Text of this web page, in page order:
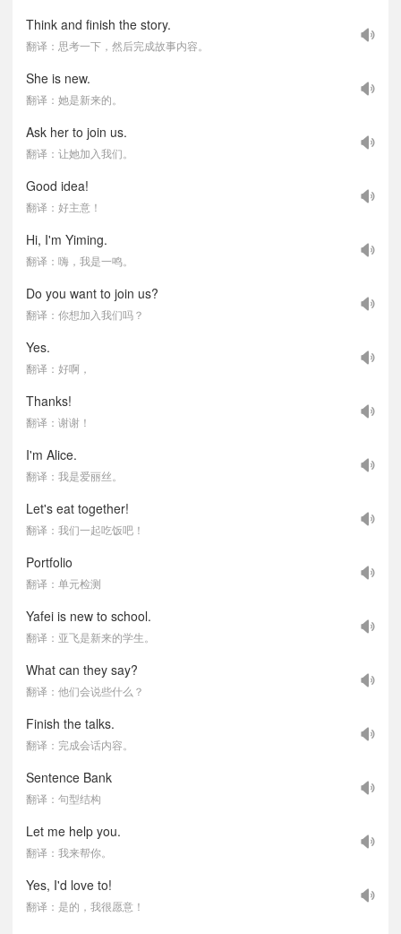
Think and finish the story.
翻译：思考一下，然后完成故事内容。
She is new.
翻译：她是新来的。
Ask her to join us.
翻译：让她加入我们。
Good idea!
翻译：好主意！
Hi, I'm Yiming.
翻译：嗨，我是一鸣。
Do you want to join us?
翻译：你想加入我们吗？
Yes.
翻译：好啊，
Thanks!
翻译：谢谢！
I'm Alice.
翻译：我是爱丽丝。
Let's eat together!
翻译：我们一起吃饭吧！
Portfolio
翻译：单元检测
Yafei is new to school.
翻译：亚飞是新来的学生。
What can they say?
翻译：他们会说些什么？
Finish the talks.
翻译：完成会话内容。
Sentence Bank
翻译：句型结构
Let me help you.
翻译：我来帮你。
Yes, I'd love to!
翻译：是的，我很愿意！